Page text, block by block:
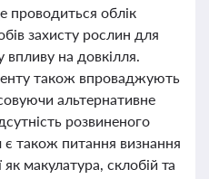
проводиться облік
захисту рослин для
впливу на довкілля.
також впроваджують
альтернативне
розвиненого
також питання визнання
макулатура, склобій та